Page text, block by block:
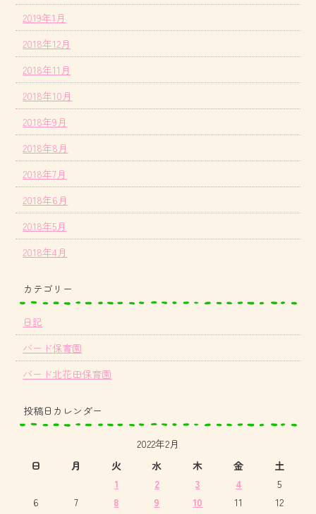
2019年1月
2018年12月
2018年11月
2018年10月
2018年9月
2018年8月
2018年7月
2018年6月
2018年5月
2018年4月
カテゴリー
日記
バード保育園
バード北花田保育園
投稿日カレンダー
2022年2月
日
月 火 水 木 金
土
1
2 3 4
5
6
7 8 9 10 11
12